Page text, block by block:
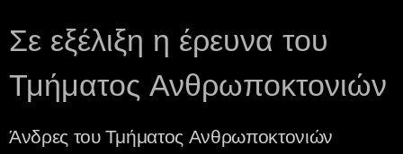
Σε εξέλιξη η έρευνα του
Τμήματος Ανθρωποκτονιών
Άνδρες του Τμήματος Ανθρωποκτονιών